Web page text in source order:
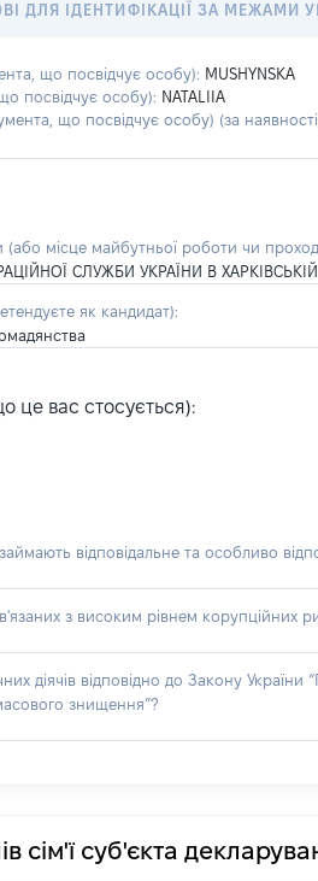
ДЛЯ ІДЕНТИФІКАЦІЇ ЗА МЕЖАМИ
що посвідчує особу): MUSHYNSKA
посвідчує особу): NATALIIA
що посвідчує особу) (за
(або місце майбутньої роботи чи
СЛУЖБИ УКРАЇНИ В ХАРКІВСЬКІЙ
як кандидат):
це вас стосується):
відповідальне та особливо
з високим рівнем корупційних
діячів відповідно до Закону
знищення”?
сім'ї суб'єкта